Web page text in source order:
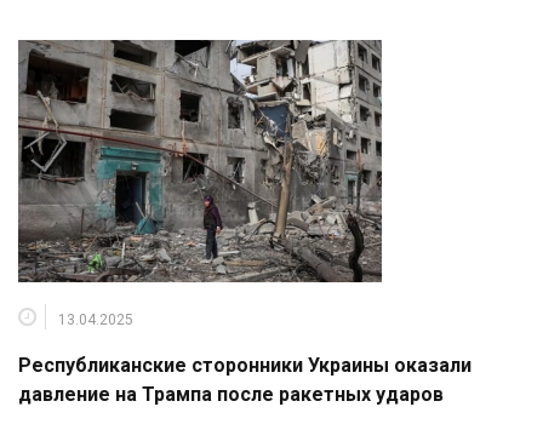
13.04.2025
Республиканские сторонники Украины оказали
давление на Трампа после ракетных ударов